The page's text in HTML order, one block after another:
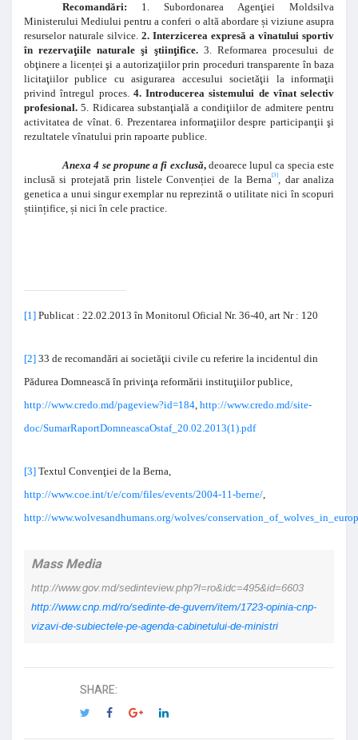
Recomandări: 1. Subordonarea Agenţiei Moldsilva
Ministerului Mediului pentru a conferi o altă abordare și viziune asupra
resurselor naturale silvice. 2. Interzicerea expresă a vînatului sportiv
în rezervaţiile naturale şi ştiinţifice.3. Reformarea procesului de
obţinere a licenței şi a autorizaţiilor prin proceduri transparente în baza
licitaţiilor publice cu asigurarea accesului societăţii la informaţii
privind întregul proces. 4. Introducerea sistemului de vînat selectiv
profesional. 5. Ridicarea substanţială a condiţiilor de admitere pentru
activitatea de vînat. 6. Prezentarea informaţiilor despre participanţii şi
rezultatele vînatului prin rapoarte publice.
Anexa 4 se propune a fi exclusă,deoarece lupul ca specia este
inclusă si protejată prin listele Convenției de la Berna[3], dar analiza
genetica a unui singur exemplar nu reprezintă o utilitate nici în scopuri
științifice, și nici în cele practice.
[1] Publicat : 22.02.2013 în Monitorul Oficial Nr. 36-40, art Nr : 120
[2] 33 de recomandări ai societăţii civile cu referire la incidentul din
Pădurea Domnească în privinţa reformării instituţiilor publice,
http://www.credo.md/pageview?id=184, http://www.credo.md/site-
doc/SumarRaportDomneascaOstaf_20.02.2013(1).pdf
[3] Textul Convenţiei de la Berna,
http://www.coe.int/t/e/com/files/events/2004-11-berne/,
http://www.wolvesandhumans.org/wolves/
Mass Media
http://www.gov.md/sedinteview.php?l=ro&idc=495&id=6603
http://www.cnp.md/ro/sedinte-de-guvern/item/1723-opinia-cnp-
vizavi-de-subiectele-pe-agenda-cabinetului-de-ministri
SHARE: